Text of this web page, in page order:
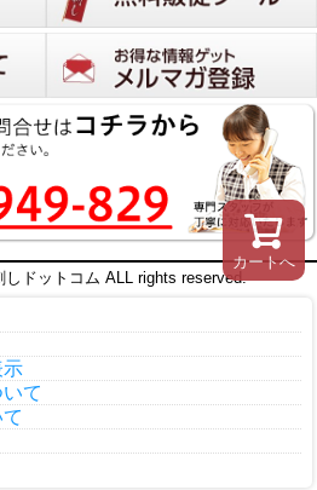
カートへ
しドットコム ALL rights reserved.
示
て